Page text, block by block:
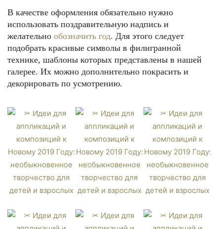
В качестве оформления обязательно нужно
использовать поздравительную надпись и
желательно обозначить год. Для этого следует
подобрать красивые символы в филигранной
технике, шаблоны которых представлены в нашей
галерее. Их можно дополнительно покрасить и
декорировать по усмотрению.